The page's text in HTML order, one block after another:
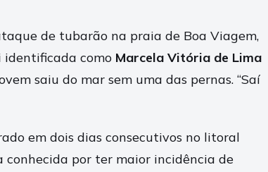
de tubarão na praia de Boa Viagem,
identificada como Marcela Vitória de Lima
saiu do mar sem uma das pernas. “Saí
em dois dias consecutivos no litoral
conhecida por ter maior incidência de